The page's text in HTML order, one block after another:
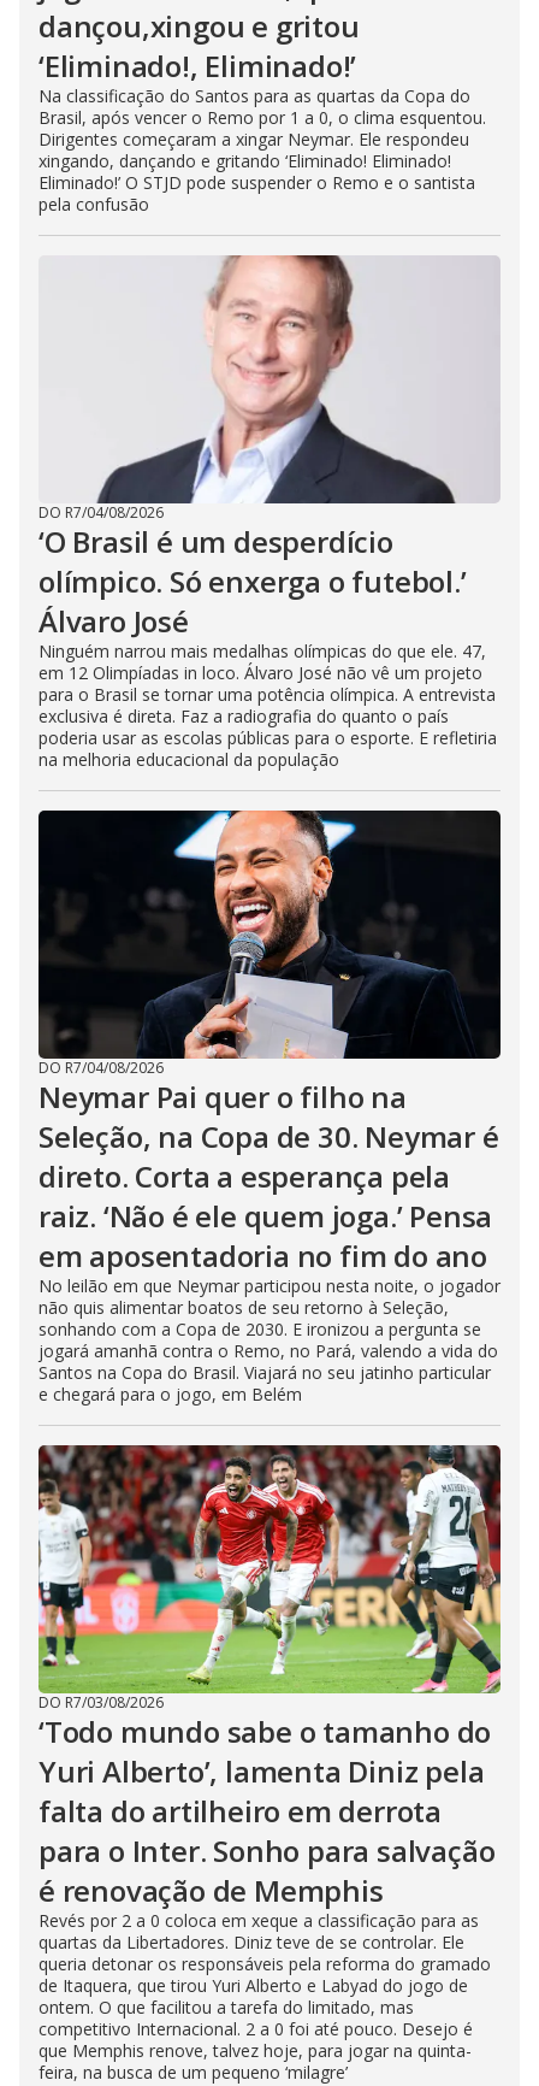
dançou,xingou e gritou
‘Eliminado!, Eliminado!’
Na classificação do Santos para as quartas da Copa do
Brasil, após vencer o Remo por 1 a 0, o clima esquentou.
Dirigentes começaram a xingar Neymar. Ele respondeu
xingando, dançando e gritando ‘Eliminado! Eliminado!
Eliminado!’ O STJD pode suspender o Remo e o santista
pela confusão
DO R7/04/08/2026
‘O Brasil é um desperdício
olímpico. Só enxerga o futebol.’
Álvaro José
Ninguém narrou mais medalhas olímpicas do que ele. 47,
em 12 Olimpíadas in loco. Álvaro José não vê um projeto
para o Brasil se tornar uma potência olímpica. A entrevista
exclusiva é direta. Faz a radiografia do quanto o país
poderia usar as escolas públicas para o esporte. E refletiria
na melhoria educacional da população
DO R7/04/08/2026
Neymar Pai quer o filho na
Seleção, na Copa de 30. Neymar é
direto. Corta a esperança pela
raiz. ‘Não é ele quem joga.’ Pensa
em aposentadoria no fim do ano
No leilão em que Neymar participou nesta noite, o jogador
não quis alimentar boatos de seu retorno à Seleção,
sonhando com a Copa de 2030. E ironizou a pergunta se
jogará amanhã contra o Remo, no Pará, valendo a vida do
Santos na Copa do Brasil. Viajará no seu jatinho particular
e chegará para o jogo, em Belém
DO R7/03/08/2026
‘Todo mundo sabe o tamanho do
Yuri Alberto’, lamenta Diniz pela
falta do artilheiro em derrota
para o Inter. Sonho para salvação
é renovação de Memphis
Revés por 2 a 0 coloca em xeque a classificação para as
quartas da Libertadores. Diniz teve de se controlar. Ele
queria detonar os responsáveis pela reforma do gramado
de Itaquera, que tirou Yuri Alberto e Labyad do jogo de
ontem. O que facilitou a tarefa do limitado, mas
competitivo Internacional. 2 a 0 foi até pouco. Desejo é
que Memphis renove, talvez hoje, para jogar na quinta-
feira, na busca de um pequeno ‘milagre’